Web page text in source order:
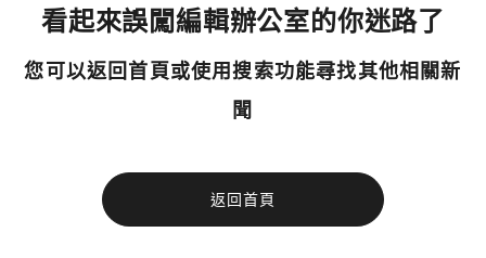
看起來誤闖編輯辦公室的你迷路了
您可以返回首頁或使用搜索功能尋找其他相關新
聞
返回首頁
今日熱門
使用以下帳號繼續
您已閒置5分鐘，請點擊關閉按鈕或空白處，即可回到加密
今日熱門